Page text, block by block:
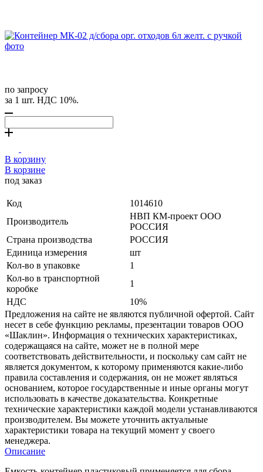
по запросу
за 1 шт. НДС 10%.
В корзину
В корзине
под заказ
Код
1014610
Производитель
НВП КМ-проект ООО
РОССИЯ
Страна производства
РОССИЯ
Единица измерения
шт
Кол-во в упаковке
1
Кол-во в транспортной
коробке
1
НДС
10%
Предложения на сайте не являются публичной офертой. Сайт
несет в себе функцию рекламы, презентации товаров ООО
«Шаклин». Информация о технических характеристиках,
содержащаяся на сайте, может не в полной мере
соответствовать действительности, и поскольку сам сайт не
является документом, к которому применяются какие-либо
правила составления и содержания, он не может являться
основанием, которое государственные и иные органы могут
использовать в качестве доказательства. Конкретные
технические характеристики каждой модели устанавливаются
производителем. Вы можете уточнить актуальные
характеристики товара на текущий момент у своего
менеджера.
Описание